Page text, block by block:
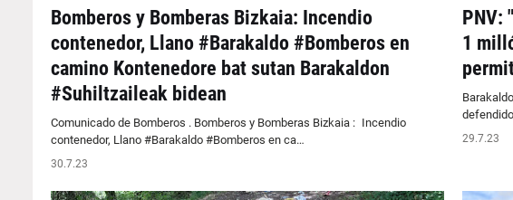
Bomberos y Bomberas Bizkaia: Incendio
contenedor, Llano #Barakaldo #Bomberos en
camino Kontenedore bat sutan Barakaldon
#Suhiltzaileak bidean
Comunicado de Bomberos . Bomberos y Bomberas Bizkaia : Incendio
contenedor, Llano #Barakaldo #Bomberos en ca…
30.7.23
PNV:
1
29.7.23